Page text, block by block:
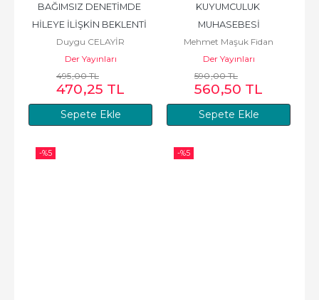
Sepete Ekle
BAĞIMSIZ DENETİMDE
HİLEYE İLİŞKİN BEKLENTİ
FARKLILIKLARI
Duygu CELAYİR
Der Yayınları
495,00TL
470,25 TL
Sepete Ekle
KUYUMCULUK
MUHASEBESİ
Mehmet Maşuk Fidan
Der Yayınları
590,00TL
560,50 TL
-%5 -%5